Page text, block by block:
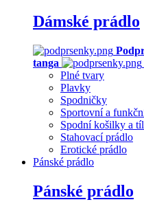
Dámské prádlo
tanga
Plné tvary
Plavky
Spodničky
Sportovní a
Spodní košilky a
Stahovací prádlo
Erotické prádlo
Pánské prádlo
Pánské prádlo